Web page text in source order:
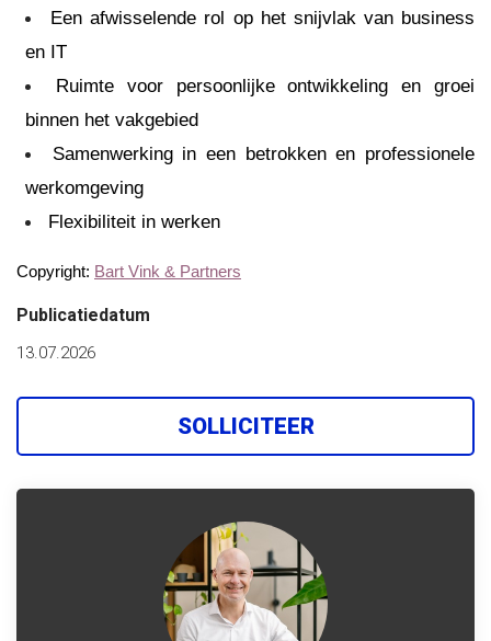
Een afwisselende rol op het snijvlak van business
en IT
Ruimte voor persoonlijke ontwikkeling en groei
binnen het vakgebied
Samenwerking in een betrokken en professionele
werkomgeving
Flexibiliteit in werken
Copyright: Bart Vink & Partners
Publicatiedatum
13.07.2026